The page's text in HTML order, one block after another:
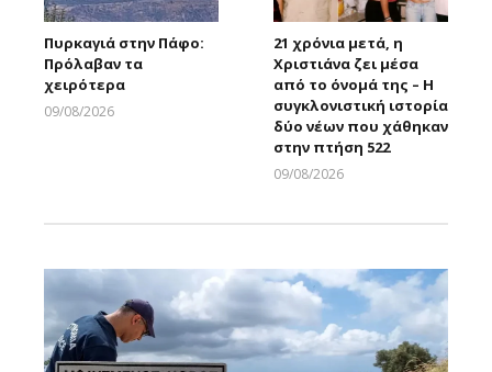
Πυρκαγιά στην Πάφο:
Πρόλαβαν τα
χειρότερα
09/08/2026
21 χρόνια μετά, η
Χριστιάνα ζει μέσα
από το όνομά της – Η
συγκλονιστική ιστορία
δύο νέων που χάθηκαν
στην πτήση 522
09/08/2026